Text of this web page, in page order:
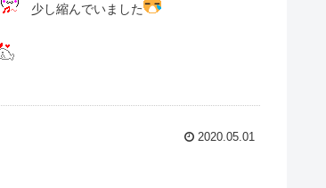
少し縮んでいました
2020.05.01